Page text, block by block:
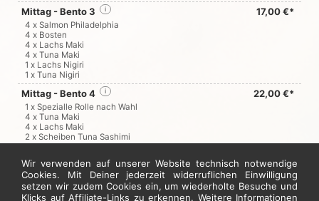
Mittag - Bento 3 17,00 €*
i
4 x Salmon Philadelphia
4 x Bosten
4 x Lachs Maki
4 x Tuna Maki
1 x Lachs Nigiri
1 x Tuna Nigiri
Mittag - Bento 4 22,00 €*
i
1 x Spezialle Rolle nach Wahl
4 x Tuna Maki
4 x Lachs Maki
2 x Scheiben Tuna Sashimi
2 x Scheiben Lachs Sashimi
Jetzt hier bestellen
Wir verwenden auf unserer Website technisch notwendige
Cookies. Mit Deiner jederzeit widerruflichen Einwilligung
setzen wir zudem Cookies ein, um wiederholte Besuche und
Klicks auf Affiliate-Links zu erkennen. Weitere Informationen